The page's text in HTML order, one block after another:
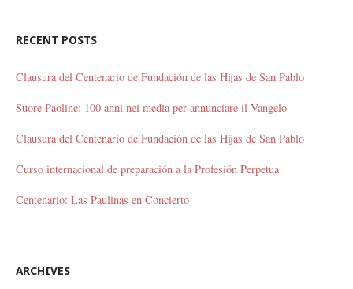
RECENT POSTS
Clausura del Centenario de Fundación de las Hijas de San Pablo
Suore Paoline: 100 anni nei media per annunciare il Vangelo
Clausura del Centenario de Fundación de las Hijas de San Pablo
Curso internacional de preparación a la Profesión Perpetua
Centenario: Las Paulinas en Concierto
ARCHIVES